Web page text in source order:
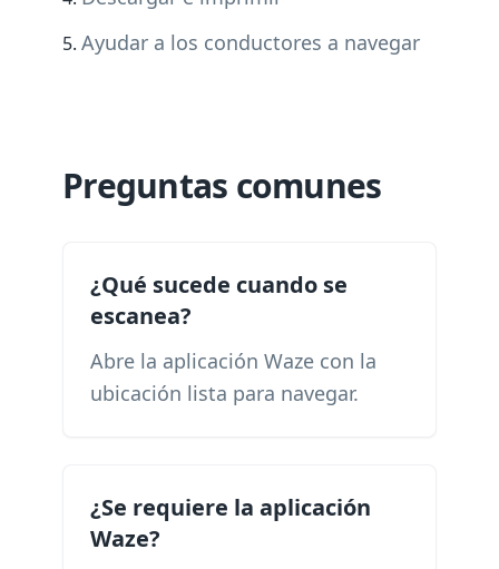
Ayudar a los conductores a navegar
Preguntas comunes
¿Qué sucede cuando se
escanea?
Abre la aplicación Waze con la
ubicación lista para navegar.
¿Se requiere la aplicación
Waze?